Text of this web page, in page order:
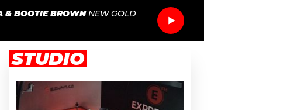
& BOOTIE BROWN NEW GOLD
asi narodil
STUDIO